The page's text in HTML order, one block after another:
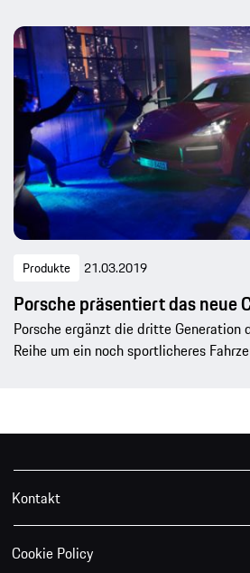
Produkte 21.03.2019
Porsche präsentiert das neue
Porsche ergänzt die dritte Generation
Reihe um ein noch sportlicheres
Kontakt
Cookie Policy